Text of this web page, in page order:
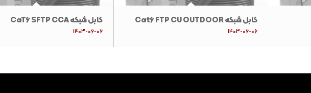
کابل شبکه Cat6 FTP CU OUTDOOR
1403-06-06
کابل شبکه CaT6 SFTP CCA
1403-06-06